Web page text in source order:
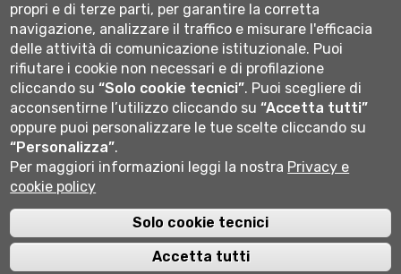
Seguici su
via Salvecchio 19
P.IVA 01612800167
Centralino 035 2052111
propri e di terze parti, per garantire la corretta
navigazione, analizzare il traffico e misurare l'efficacia
delle attività di comunicazione istituzionale. Puoi
rifiutare i cookie non necessari e di profilazione
cliccando su“Solo cookie tecnici”. Puoi scegliere di
acconsentirne l’utilizzo cliccando su“Accetta tutti”
oppure puoi personalizzare le tue scelte cliccando su
“Personalizza”.
Per maggiori informazioni leggi la nostra Privacy e
cookie policy
Solo cookie tecnici
Accetta tutti